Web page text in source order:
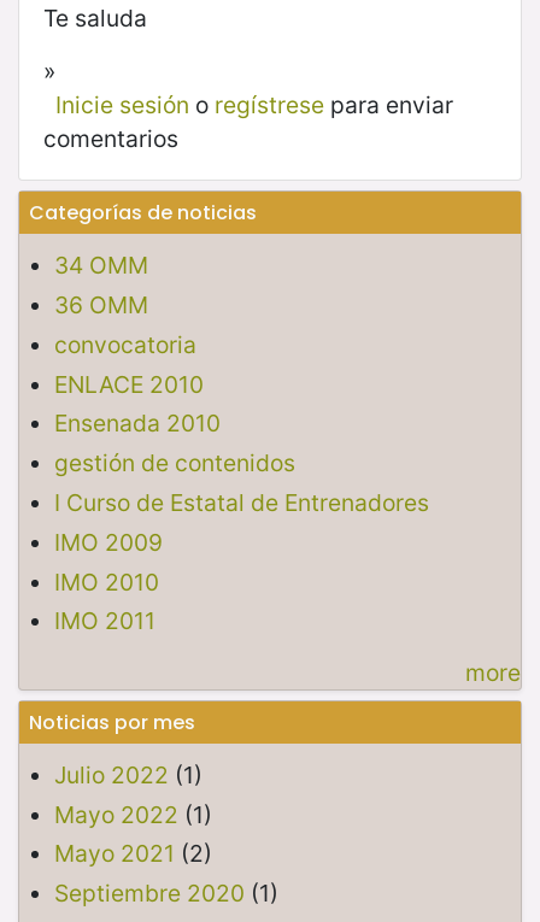
Te saluda
»
Inicie sesión o regístresepara enviar
comentarios
Categorías de noticias
34 OMM
36 OMM
convocatoria
ENLACE 2010
Ensenada 2010
gestión de contenidos
I Curso de Estatal de Entrenadores
IMO 2009
IMO 2010
IMO 2011
more
Noticias por mes
Julio 2022 (1)
Mayo 2022 (1)
Mayo 2021 (2)
Septiembre 2020 (1)